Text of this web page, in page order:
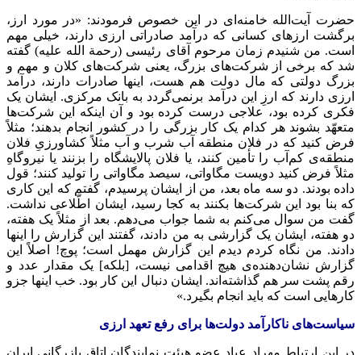
حضرت آیت‌الله خامنه‌ای در این خصوص فرمودند: «در مورد ارز،
برگشت ارزهای کسانی که درآمد صادراتی ارزی دارند، خیلی مهم
است. من شنیدم زمان مرحوم آقای رئیسی (رحمة الله علیه) گفته
شد که برخی از شرکت‌های بزرگ، یعنی شرکت‌های کلان و مهم و
بزرگ دولتی که مال دولت هم هست، اینها صادرات دارند، درآمد
ارزی دارند که ارزِ این درآمد برنمی‌گردد به بانک مرکزی. ایشان یک
فکری کرده بود، علاجی درست کرده بود و آن اینکه این شرکت‌ها
متعهّد بشوند هر کدام یک کار بزرگی را در کشور انجام بدهند؛ مثلاً
فرض کنید که در فلان منطقه آب شرب و آب مثلاً کشاورزیِ فلان
منطقه‌ی کم‌آب را تأمین کنند، یا فلان پالایشگاه را بزنند یا نیروگاهِ
مثلاً فرض کنید دویست مگاواتی، سیصد مگاواتی را تولید کنند؛ قول
داده بودند. دو سه ماه بعد، من از ایشان پرسیدم، گفتم که این کاری
که بنا بود این شرکت‌ها بکنند به کجا رسید، ایشان اطّلاعی نداشت.
گفت من سوال می‌کنم به شما جواب می‌دهم. بعد از مثلاً یک هفته،
دو هفته، ایشان یک گزارشی به من دادند، گفتند این گزارش را اینها
دادند. من نگاه کردم دیدم این گزارش مهمل است؛ پوچ! اصلاً این
گزارش نشان‌دهنده‌ی هیچ اقدامی نیست، [بلکه] یک مقدار عدد و
رقم پشت سر هم گذاشته‌اند. ایشان دنبال این کار بود. خب اینها جزو
کارهایی است که باید انجام بگیرد.»
سیاست‌های ناکارآمد دولت‌ها برای رفع تعهد ارزی
در این ارتباط مهراد عباد عضو هیئت نمایندگان اتاق بازرگانی ایران